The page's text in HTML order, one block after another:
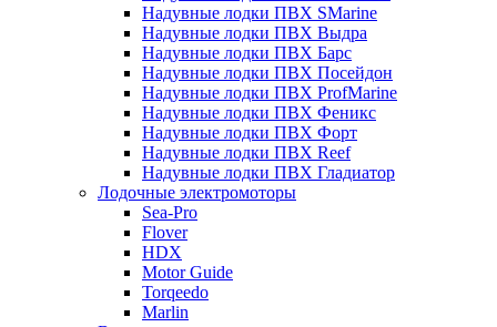
Надувные лодки ПВХ SMarine
Надувные лодки ПВХ Выдра
Надувные лодки ПВХ Барс
Надувные лодки ПВХ Посейдон
Надувные лодки ПВХ ProfMarine
Надувные лодки ПВХ Феникс
Надувные лодки ПВХ Форт
Надувные лодки ПВХ Reef
Надувные лодки ПВХ Гладиатор
Лодочные электромоторы
Sea-Pro
Flover
HDX
Motor Guide
Torqeedo
Marlin